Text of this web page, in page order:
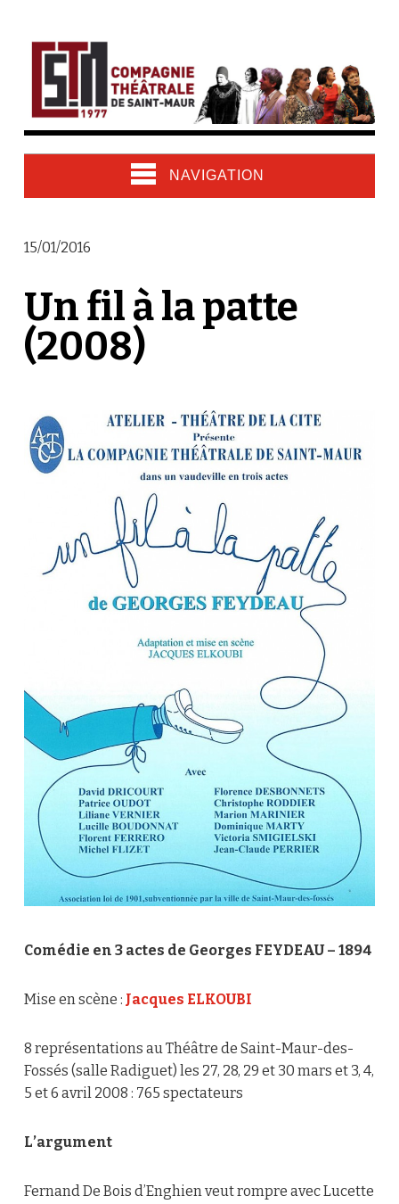
NAVIGATION
15/01/2016
Un fil à la patte
(2008)
Comédie en 3 actes de Georges FEYDEAU – 1894
Mise en scène : Jacques ELKOUBI
8 représentations au Théâtre de Saint-Maur-des-
Fossés (salle Radiguet) les 27, 28, 29 et 30 mars et 3, 4,
5 et 6 avril 2008 : 765 spectateurs
L’argument
Fernand De Bois d’Enghien veut rompre avec Lucette